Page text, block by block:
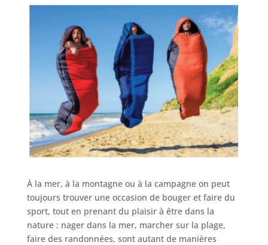
À la mer, à la montagne ou à la campagne on peut
toujours trouver une occasion de bouger et faire du
sport, tout en prenant du plaisir à être dans la
nature : nager dans la mer, marcher sur la plage,
faire des randonnées, sont autant de manières